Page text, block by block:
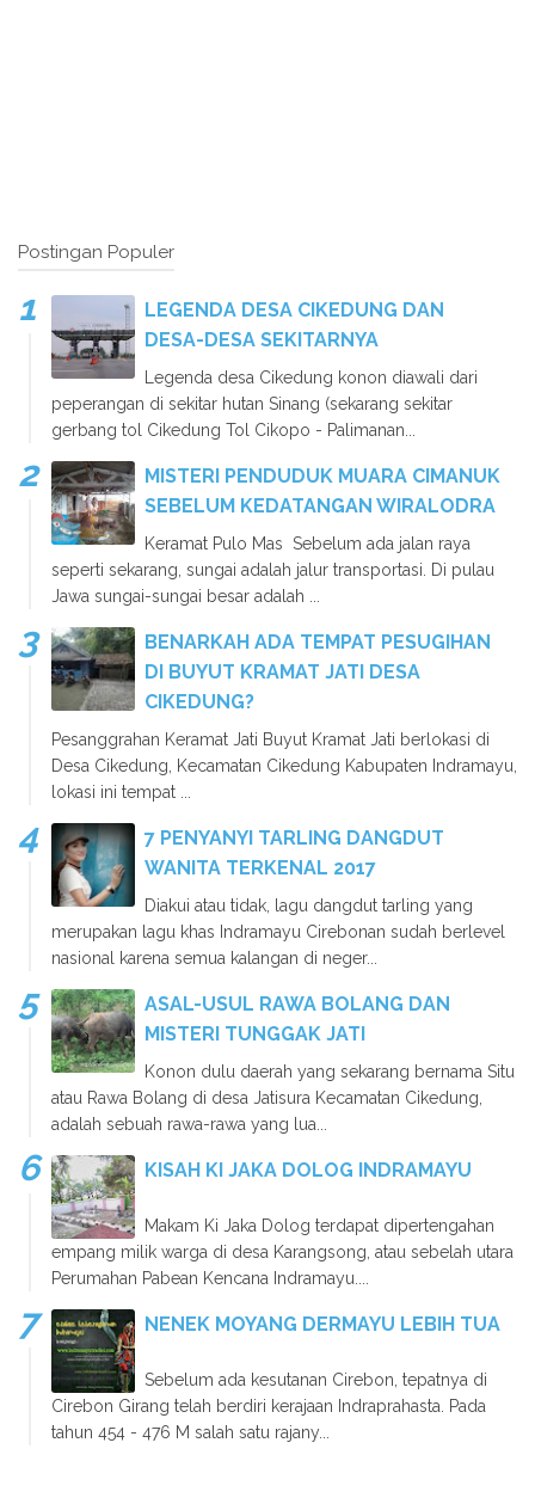
Postingan Populer
LEGENDA DESA CIKEDUNG DAN
DESA-DESA SEKITARNYA
Legenda desa Cikedung konon diawali dari
peperangan di sekitar hutan Sinang (sekarang sekitar
gerbang tol Cikedung Tol Cikopo - Palimanan...
MISTERI PENDUDUK MUARA CIMANUK
SEBELUM KEDATANGAN WIRALODRA
Keramat Pulo Mas Sebelum ada jalan raya
seperti sekarang, sungai adalah jalur transportasi. Di pulau
Jawa sungai-sungai besar adalah ...
BENARKAH ADA TEMPAT PESUGIHAN
DI BUYUT KRAMAT JATI DESA
CIKEDUNG?
Pesanggrahan Keramat Jati Buyut Kramat Jati berlokasi di
Desa Cikedung, Kecamatan Cikedung Kabupaten Indramayu,
lokasi ini tempat ...
7 PENYANYI TARLING DANGDUT
WANITA TERKENAL 2017
Diakui atau tidak, lagu dangdut tarling yang
merupakan lagu khas Indramayu Cirebonan sudah berlevel
nasional karena semua kalangan di neger...
ASAL-USUL RAWA BOLANG DAN
MISTERI TUNGGAK JATI
Konon dulu daerah yang sekarang bernama Situ
atau Rawa Bolang di desa Jatisura Kecamatan Cikedung,
adalah sebuah rawa-rawa yang lua...
KISAH KI JAKA DOLOG INDRAMAYU
Makam Ki Jaka Dolog terdapat dipertengahan
empang milik warga di desa Karangsong, atau sebelah utara
Perumahan Pabean Kencana Indramayu....
NENEK MOYANG DERMAYU LEBIH TUA
Sebelum ada kesutanan Cirebon, tepatnya di
Cirebon Girang telah berdiri kerajaan Indraprahasta. Pada
tahun 454 - 476 M salah satu rajany...